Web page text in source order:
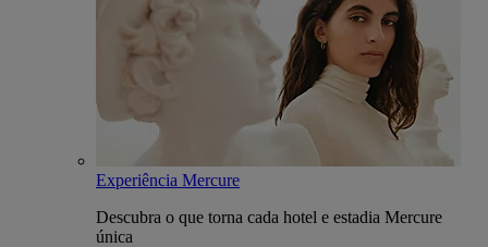
Experiência Mercure
Descubra o que torna cada hotel e estadia Mercure
única